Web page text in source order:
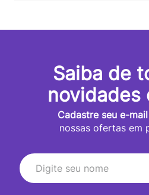
Saiba de
novidades
Cadastre seu e-mail
nossas ofertas em